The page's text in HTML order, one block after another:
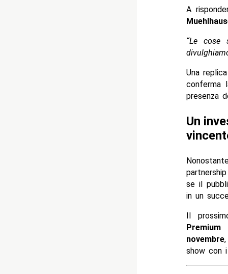
A
“Le cose
Una
presenza
Un
se il
in un
Il
Premium
novembre
show con